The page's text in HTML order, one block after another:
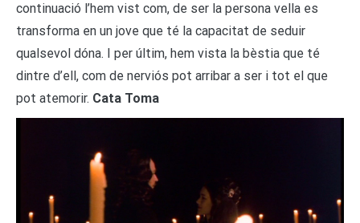
continuació l’hem vist com, de ser la persona vella es
transforma en un jove que té la capacitat de seduir
qualsevol dóna. I per últim, hem vista la bèstia que té
dintre d’ell, com de nerviós pot arribar a ser i tot el que
pot atemorir. Cata Toma